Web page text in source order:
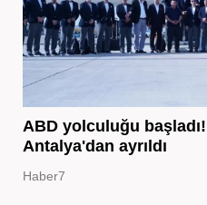
ABD yolculuğu başladı!
Antalya'dan ayrıldı
Haber7